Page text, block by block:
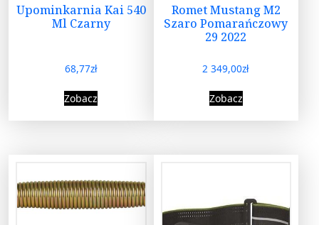
Upominkarnia Kai 540
Ml Czarny
68,77zł
Zobacz
Romet Mustang M2
Szaro Pomarańczowy
29 2022
2 349,00zł
Zobacz